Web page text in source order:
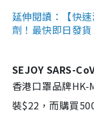
延伸閱讀：【快
劑！最快即日發
SEJOY SARS-
香港口罩品牌HK-
裝$22，而購買